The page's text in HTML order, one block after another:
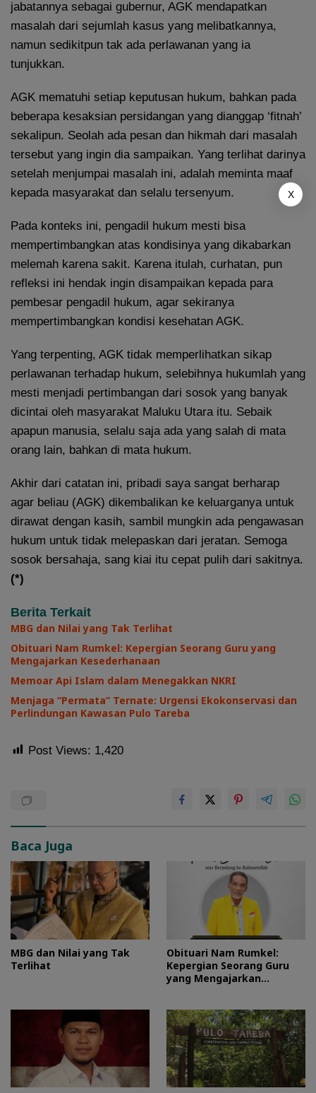
jabatannya sebagai gubernur, AGK mendapatkan
masalah dari sejumlah kasus yang melibatkannya,
namun sedikitpun tak ada perlawanan yang ia
tunjukkan.
AGK mematuhi setiap keputusan hukum, bahkan pada
beberapa kesaksian persidangan yang dianggap ‘fitnah’
sekalipun. Seolah ada pesan dan hikmah dari masalah
tersebut yang ingin dia sampaikan. Yang terlihat darinya
setelah menjumpai masalah ini, adalah meminta maaf
kepada masyarakat dan selalu tersenyum.
Pada konteks ini, pengadil hukum mesti bisa
mempertimbangkan atas kondisinya yang dikabarkan
melemah karena sakit. Karena itulah, curhatan, pun
refleksi ini hendak ingin disampaikan kepada para
pembesar pengadil hukum, agar sekiranya
mempertimbangkan kondisi kesehatan AGK.
Yang terpenting, AGK tidak memperlihatkan sikap
perlawanan terhadap hukum, selebihnya hukumlah yang
mesti menjadi pertimbangan dari sosok yang banyak
dicintai oleh masyarakat Maluku Utara itu. Sebaik
apapun manusia, selalu saja ada yang salah di mata
orang lain, bahkan di mata hukum.
Akhir dari catatan ini, pribadi saya sangat berharap
agar beliau (AGK) dikembalikan ke keluarganya untuk
dirawat dengan kasih, sambil mungkin ada pengawasan
hukum untuk tidak melepaskan dari jeratan. Semoga
sosok bersahaja, sang kiai itu cepat pulih dari sakitnya.
(*)
Berita Terkait
MBG dan Nilai yang Tak Terlihat
Obituari Nam Rumkel: Kepergian Seorang Guru yang
Mengajarkan Kesederhanaan
Memoar Api Islam dalam Menegakkan NKRI
Menjaga “Permata” Ternate: Urgensi Ekokonservasi dan
Perlindungan Kawasan Pulo Tareba
Post Views: 1,420
Baca Juga
MBG dan Nilai yang Tak
Terlihat
Obituari Nam Rumkel:
Kepergian Seorang Guru
yang Mengajarkan
X